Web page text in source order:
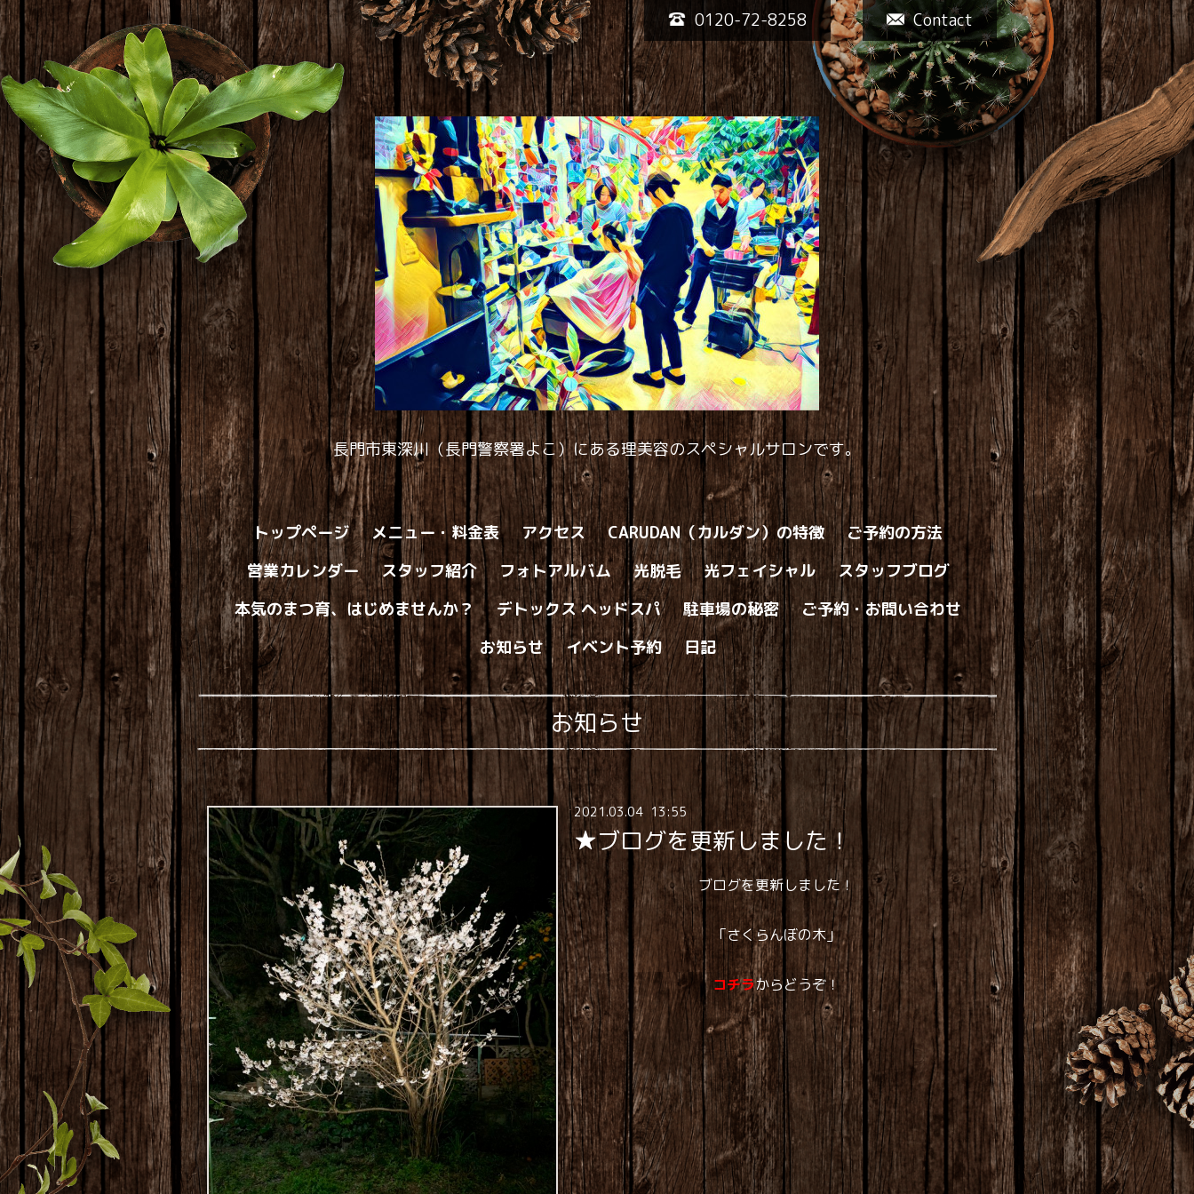
Contact
0120-72-8258
長門市東深川（長門警察署よこ）にある理美容のスペシャルサロンです。
トップページ メニュー・料金表 アクセス CARUDAN（カルダン）の特徴
ご予約の方法
営業カレンダー
スタッフ紹介 フォトアルバム 光脱毛 光フェイシャル
スタッフブログ
本気のまつ育、はじめませんか？
デトックス ヘッドスパ 駐車場の秘密
ご予約・お問い合わせ
お知らせ
イベント予約 日記
お知らせ
2021.03.04 13:55
★ブログを更新しました！
ブログを更新しました！
「さくらんぼの木」
コチラからどうぞ！